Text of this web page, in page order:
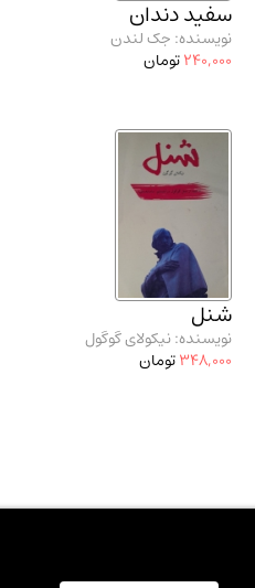
سفید دندان
نویسنده: جک لندن
240,000تومان
شنل
نویسنده: نیکولای گوگول
348,000تومان